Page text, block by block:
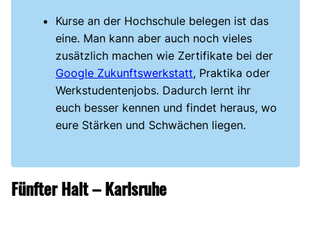
Kurse an der Hochschule belegen ist das
eine. Man kann aber auch noch vieles
zusätzlich machen wie Zertifikate bei der
Google Zukunftswerkstatt, Praktika oder
Werkstudentenjobs. Dadurch lernt ihr
euch besser kennen und findet heraus, wo
eure Stärken und Schwächen liegen.
Fünfter Halt – Karlsruhe